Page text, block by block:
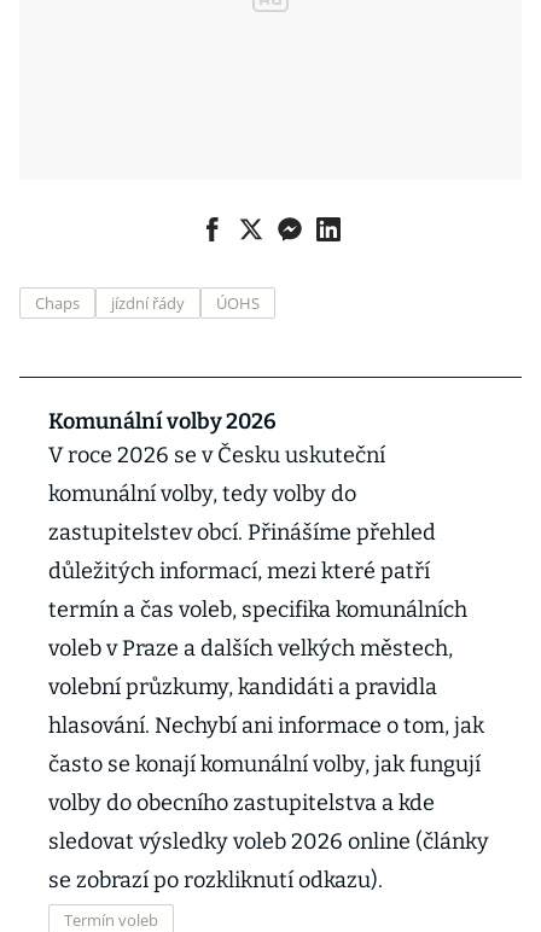
Chaps jízdní řády ÚOHS
Komunální volby 2026
V roce 2026 se v Česku uskuteční
komunální volby, tedy volby do
zastupitelstev obcí. Přinášíme přehled
důležitých informací, mezi které patří
termín a čas voleb, specifika komunálních
voleb v Praze a dalších velkých městech,
volební průzkumy, kandidáti a pravidla
hlasování. Nechybí ani informace o tom, jak
často se konají komunální volby, jak fungují
volby do obecního zastupitelstva a kde
sledovat výsledky voleb 2026 online (články
se zobrazí po rozkliknutí odkazu).
Termín voleb